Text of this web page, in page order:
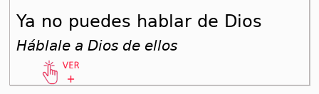
Ya no puedes hablar de Dios
Háblale a Dios de ellos